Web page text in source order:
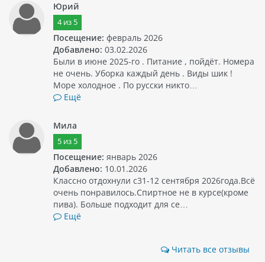
Юрий
4из 5
Посещение: февраль 2026
Добавлено: 03.02.2026
Были в июне 2025-го . Питание , пойдёт. Номера
не очень. Уборка каждый день . Виды шик !
Море холодное . По русски никто…
Ещё
Мила
5из 5
Посещение: январь 2026
Добавлено: 10.01.2026
Классно отдохнули с31-12 сентября 2026года.Всё
очень понравилось.Спиртное не в курсе(кроме
пива). Больше подходит для се…
Ещё
Читать все отзывы